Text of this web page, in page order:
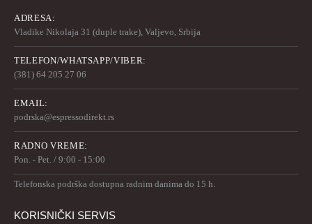
ADRESA:
Vladike Nikolaja 31 (duple trake), Valjevo, Srbija
TELEFON/WHATSAPP/VIBER:
(381) 64 205 27 06
EMAIL:
podrska@espressodirekt.rs
RADNO VREME:
Pon. - Pet. / 9:00 - 15:00
Telefonska podrška dostupna radnim danima do 15 h.
KORISNIČKI SERVIS